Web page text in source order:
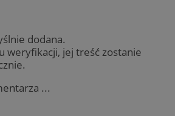
dodana.
weryfikacji, jej treść zostanie
...